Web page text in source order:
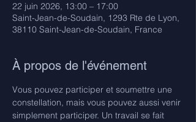
22 juin 2026, 13:00 – 17:00
Saint-Jean-de-Soudain, 1293 Rte de Lyon,
38110 Saint-Jean-de-Soudain, France
À propos de l'événement
Vous pouvez participer et soumettre une
constellation, mais vous pouvez aussi venir
simplement participer. Un travail se fait